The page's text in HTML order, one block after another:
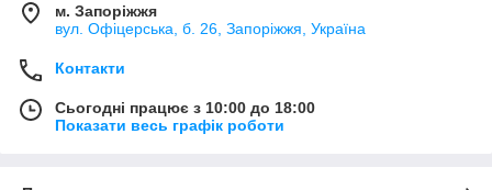
м. Запоріжжя
вул. Офіцерська, б. 26, Запоріжжя, Україна
Контакти
Сьогодні працює з 10:00 до 18:00
Показати весь графік роботи